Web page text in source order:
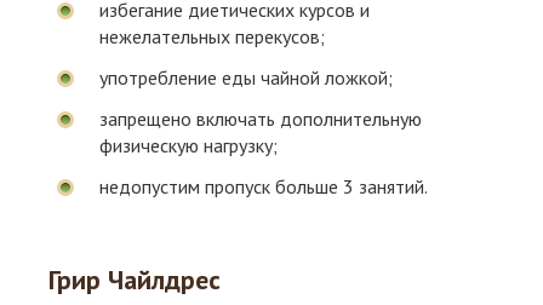
избегание диетических курсов и
нежелательных перекусов;
употребление еды чайной ложкой;
запрещено включать дополнительную
физическую нагрузку;
недопустим пропуск больше 3 занятий.
Грир Чайлдрес